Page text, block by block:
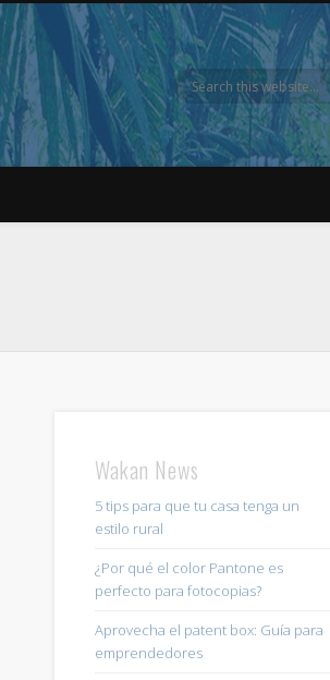
Wakan News
5 tips para que tu casa tenga un
estilo rural
¿Por qué el color Pantone es
perfecto para fotocopias?
Aprovecha el patent box: Guía para
emprendedores